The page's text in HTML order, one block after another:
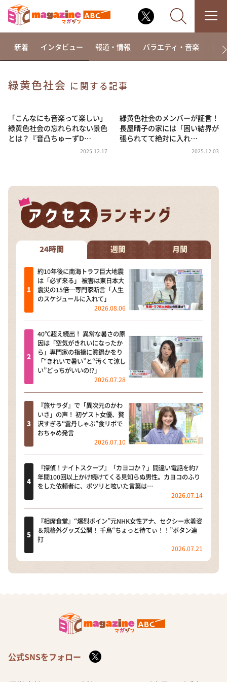
相席食堂
これ余談なんですけど・・・
～人生密着トークバラエティ！～ やすとものいたっ
河合＆A.B.C-Z塚田×福井アナ「なんでやねん！？」
（news おかえり）
DAIGOも台所 ～きょうの献立 何にする？～
本日はダイアンなり！シーズン２
朝だ！生です旅サラダ
教えて！ニュースライブ 正義のミカタ
ＬＩＦＥ～夢のカタチ～
新婚さんいらっしゃい！
ポツンと一軒家
ザキ山小屋本館
ぺこぱのまるスポ
新着 インタビュー 報道・情報 バラエティ・音楽 ド
緑黄色社会 に関する記事
「こんなにも音楽って楽しい」
緑黄色社会の忘れられない景色
とは？『音凸ちゅーずD…
2025.12.17
緑黄色社会のメンバーが証言！
長屋晴子の家には「固い結界が
張られてて絶対に入れ…
2025.12.03
24時間 週間 月間
約10年後に南海トラフ巨大地震
は「必ず来る」 被害は東日本大
震災の15倍…専門家断言「人生
のスケジュールに入れて」
2026.08.06
40℃超え続出！ 異常な暑さの原
因は「空気がきれいになったか
ら」専門家の指摘に眞鍋かをり
「“きれいで暑い”と“汚くて涼し
い”どっちがいいの!?」
2026.07.28
『旅サラダ』で「異次元のかわ
いさ」の声！ 初ゲスト女優、贅
沢すぎる“雲丹しゃぶ”食リポで
おちゃめ発言
2026.07.10
『探偵！ナイトスクープ』「カヨコか？」間違い電話を約7
年間100回以上かけ続けてくる見知らぬ男性。カヨコのふり
をした依頼者に、ポツリと呟いた言葉は…
2026.07.14
『相席食堂』“爆烈ボイン”元NHK女性アナ、セクシー水着姿
＆規格外グッズ公開！ 千鳥“ちょっと待てぃ！！”ボタン連
打
2026.07.21
公式SNSをフォロー